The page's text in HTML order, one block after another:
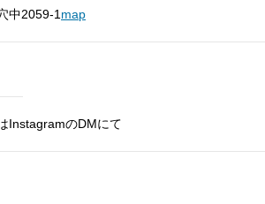
中2059-1 map
のDMにて